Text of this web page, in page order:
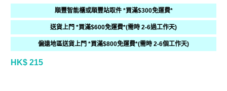
順豐智能櫃或順豐站取件 *買滿$300免運費*
送貨上門 *買滿$600免運費*(需時 2-6過工作天)
偏遠地區送貨上門 *買滿$800免運費*(需時 2-6個工作天)
HK$ 215